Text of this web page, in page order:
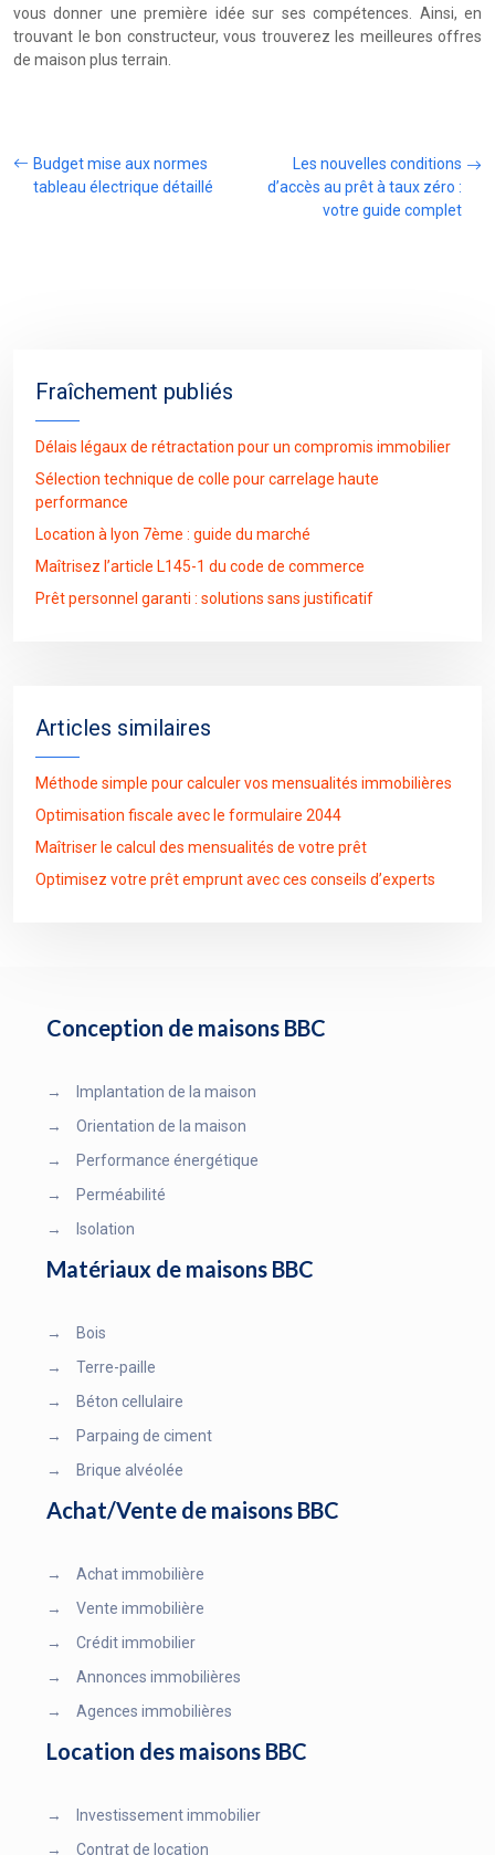
vous donner une première idée sur ses compétences. Ainsi, en
trouvant le bon constructeur, vous trouverez les meilleures offres
de maison plus terrain.
Budget mise aux normes
tableau électrique détaillé
Les nouvelles conditions
d’accès au prêt à taux zéro :
votre guide complet
Fraîchement publiés
Délais légaux de rétractation pour un compromis immobilier
Sélection technique de colle pour carrelage haute
performance
Location à lyon 7ème : guide du marché
Maîtrisez l’article L145-1 du code de commerce
Prêt personnel garanti : solutions sans justificatif
Articles similaires
Méthode simple pour calculer vos mensualités immobilières
Optimisation fiscale avec le formulaire 2044
Maîtriser le calcul des mensualités de votre prêt
Optimisez votre prêt emprunt avec ces conseils d’experts
Conception de maisons BBC
→
Implantation de la maison
→
Orientation de la maison
→
Performance énergétique
→
Perméabilité
→
Isolation
Matériaux de maisons BBC
→
Bois
→
Terre-paille
→
Béton cellulaire
→
Parpaing de ciment
→
Brique alvéolée
Achat/Vente de maisons BBC
→
Achat immobilière
→
Vente immobilière
→
Crédit immobilier
→
Annonces immobilières
→
Agences immobilières
Location des maisons BBC
→
Investissement immobilier
→
Contrat de location